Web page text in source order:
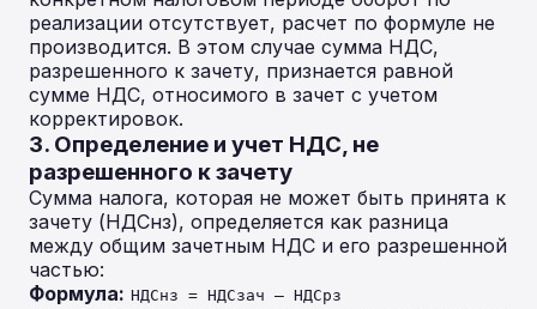
реализации отсутствует, расчет по формуле не
производится. В этом случае сумма НДС,
разрешенного к зачету, признается равной
сумме НДС, относимого в зачет с учетом
корректировок.
3. Определение и учет НДС, не
разрешенного к зачету
Сумма налога, которая не может быть принята к
зачету (НДСнз), определяется как разница
между общим зачетным НДС и его разрешенной
частью:
Формула: НДСнз = НДСзач – НДСрз